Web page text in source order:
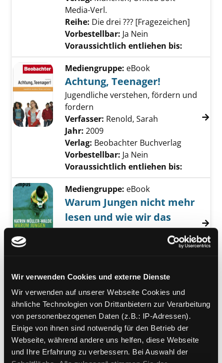
Wir verwenden Cookies und externe Dienste
Wir verwenden auf unserer Webseite Cookies und
ähnliche Technologien von Drittanbietern zur Verarbeitung
von personenbezogenen Daten (z.B.: IP-Adressen).
Einige von ihnen sind notwendig für den Betrieb der
Webseite, während andere uns helfen, diese Webseite
und Ihre Erfahrung zu verbessern. Bei Auswahl der
Media-Verl.
Reihe: Die drei ??? [Fragezeichen]
Vorbestellbar: Ja Nein
Voraussichtlich entliehen bis:
Mediengruppe: eBook
Achtung, Teenager!
Jugendliche verstehen, fördern und
fordern
Verfasser: Renold, Sarah Suche nach
Jahr: 2009
Verlag: Beobachter Buchverlag
Vorbestellbar: Ja Nein
Voraussichtlich entliehen bis:
Mediengruppe: eBook
Warum Jungen nicht mehr
lesen und wie wir das
ändern können
Müller-Walde, KatrinSuche
Mediengruppe:eBook
Warum Jungen nicht mehr
lesen und wie wir das
ändern können
Verfasser: Müller-Walde, KatrinSuche
Jahr:2005Verlag: Campus